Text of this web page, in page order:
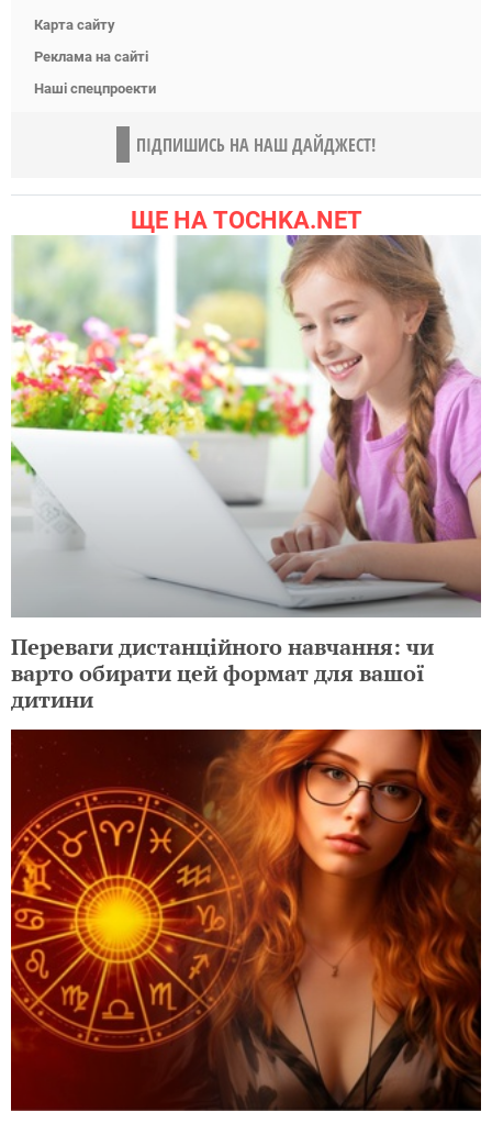
Карта сайту
Реклама на сайті
Наші спецпроекти
ПІДПИШИСЬ НА НАШ ДАЙДЖЕСТ!
ЩЕ НА TOCHKA.NET
Переваги дистанційного навчання: чи
варто обирати цей формат для вашої
дитини